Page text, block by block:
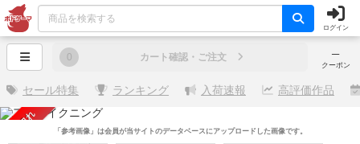
ログイン
─
クーポン
0 カート確認・ご注文
セール特集 ランキング 入荷速報 高評価作品
売り切れ 「参考画像」は会員が当サイトのデータベースにアップロードした画像です。